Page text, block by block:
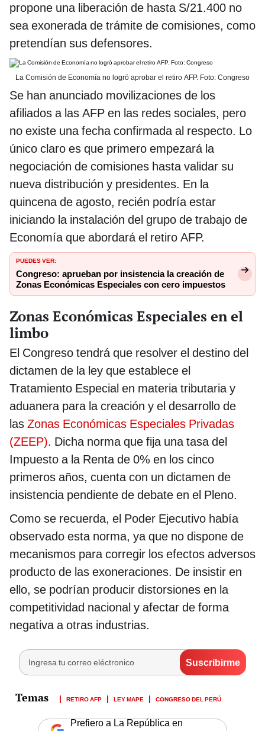
propone una liberación de hasta S/21.400 no
sea exonerada de trámite de comisiones, como
pretendían sus defensores.
La Comisión de Economía no logró aprobar el retiro AFP. Foto: Congreso
Se han anunciado movilizaciones de los
afiliados a las AFP en las redes sociales, pero
no existe una fecha confirmada al respecto. Lo
único claro es que primero empezará la
negociación de comisiones hasta validar su
nueva distribución y presidentes. En la
quincena de agosto, recién podría estar
iniciando la instalación del grupo de trabajo de
Economía que abordará el retiro AFP.
PUEDES VER:
Congreso: aprueban por insistencia la creación de
Zonas Económicas Especiales con cero impuestos
Zonas Económicas Especiales en el
limbo
El Congreso tendrá que resolver el destino del
dictamen de la ley que establece el
Tratamiento Especial en materia tributaria y
aduanera para la creación y el desarrollo de
las Zonas Económicas Especiales Privadas
(ZEEP). Dicha norma que fija una tasa del
Impuesto a la Renta de 0% en los cinco
primeros años, cuenta con un dictamen de
insistencia pendiente de debate en el Pleno.
Como se recuerda, el Poder Ejecutivo había
observado esta norma, ya que no dispone de
mecanismos para corregir los efectos adversos
producto de las exoneraciones. De insistir en
ello, se podrían producir distorsiones en la
competitividad nacional y afectar de forma
negativa a otras industrias.
RETIRO AFP LEY MAPE CONGRESO DEL PERÚ
Prefiero a La República en